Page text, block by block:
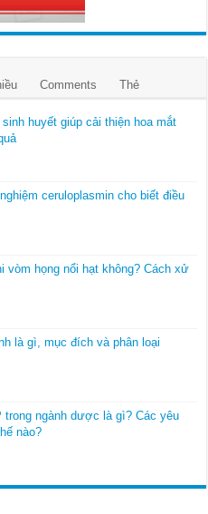
Comments Thẻ
huyết giúp cải thiện hoa mắt
ceruloplasmin cho biết điều
vòm họng nổi hạt không? Cách xử
là gì, mục đích và phân loại
trong ngành dược là gì? Các yêu
nào?